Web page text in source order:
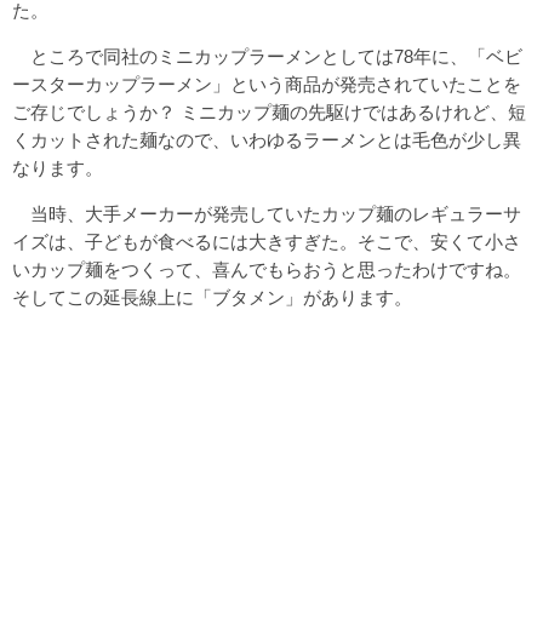
た。
ところで同社のミニカップラーメンとしては78年に、「ベビ
ースターカップラーメン」という商品が発売されていたことを
ご存じでしょうか？ ミニカップ麺の先駆けではあるけれど、短
くカットされた麺なので、いわゆるラーメンとは毛色が少し異
なります。
当時、大手メーカーが発売していたカップ麺のレギュラーサ
イズは、子どもが食べるには大きすぎた。そこで、安くて小さ
いカップ麺をつくって、喜んでもらおうと思ったわけですね。
そしてこの延長線上に「ブタメン」があります。